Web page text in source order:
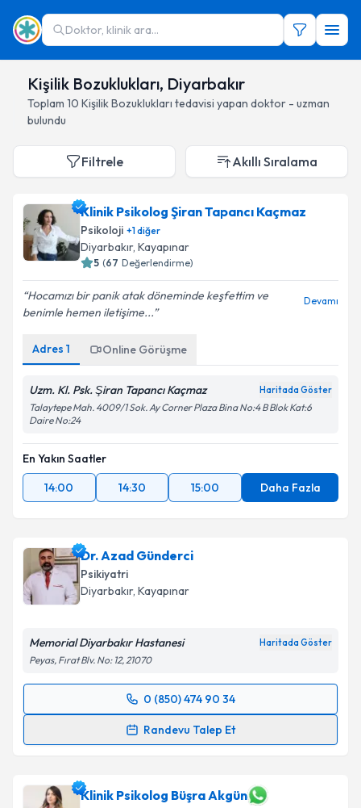
Doktor, klinik ara...
Kişilik Bozuklukları, Diyarbakır
Toplam 10 Kişilik Bozuklukları tedavisi yapan doktor - uzman
bulundu
Filtrele Akıllı Sıralama
Klinik Psikolog Şiran Tapancı Kaçmaz
Psikoloji +1diğer
Diyarbakır, Kayapınar
5 (67 Değerlendirme)
Hocamızı bir panik atak döneminde keşfettim ve
benimle hemen iletişime...
Devamı
Adres 1 Online Görüşme
Uzm. Kl. Psk. Şiran Tapancı Kaçmaz Haritada Göster
Talaytepe Mah. 4009/1 Sok. Ay Corner Plaza Bina No:4 B Blok Kat:6
Daire No:24
En Yakın Saatler
14:00
14:30 15:00 Daha Fazla
Dr. Azad Günderci
Psikiyatri
Diyarbakır, Kayapınar
Memorial Diyarbakır Hastanesi Haritada Göster
Peyas, Fırat Blv. No: 12, 21070
0 (850) 474 90 34
Randevu Talep Et
Randevu Takvimi Talebi
takvim hazırlandığında e-posta ile bilgilendireceğiz.
Klinik Psikolog Büşra Akgün